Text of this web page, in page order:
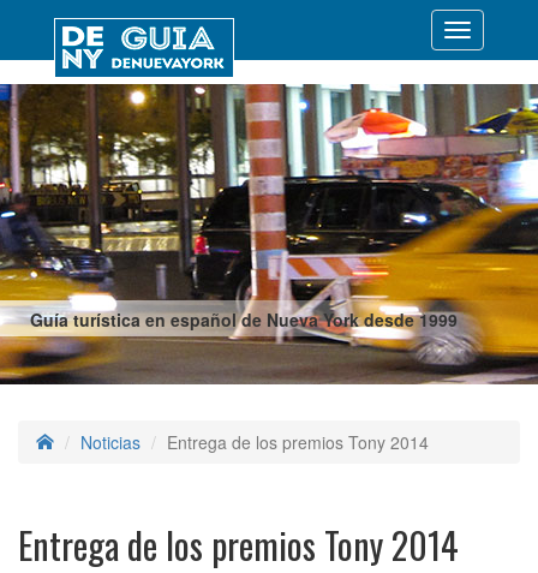
Guía turística en español de Nueva York desde 1999
Desplegar
Noticias Entrega de los premios Tony 2014
Entrega de los premios Tony 2014